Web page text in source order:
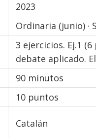
2023
Ordinaria (junio) ·
3 ejercicios. Ej.1
debate aplicado.
90 minutos
10 puntos
Catalán